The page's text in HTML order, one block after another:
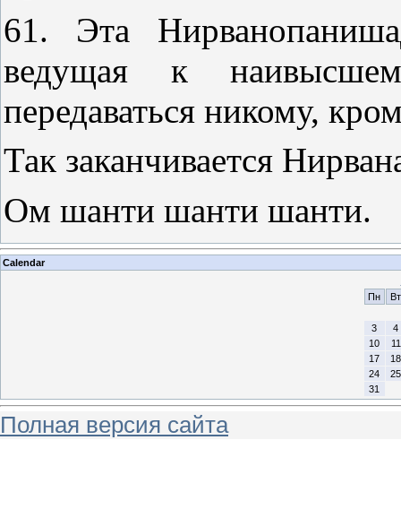
61. Эта
ведущая к
передаваться никому,
Так заканчивается
Ом шанти шанти шанти.
Calendar
Пн
Вт
3
4
10
11
17
18
24
25
31
Полная версия сайта